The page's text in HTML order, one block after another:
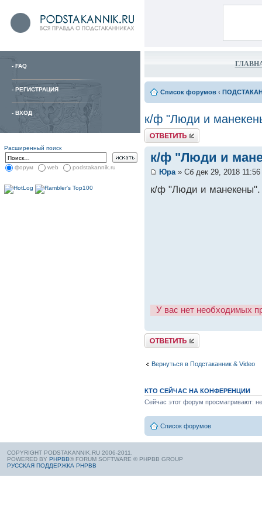
- FAQ
- РЕГИСТРАЦИЯ
- ВХОД
Расширенный поиск
форум web podstakannik.ru
Список форумов ‹
к/ф "Люди и
к/ф "Люди и
Юра» Сб дек 29, 2018 11:56
к/ф "Люди и манекены".
У вас нет необходимых
Вернуться в Подстаканник & Video
КТО СЕЙЧАС НА КОНФЕРЕНЦИИ
Сейчас этот форум просматривают:
Список форумов
COPYRIGHT PODSTAKANNIK.RU 2006-2011.
POWERED BY PHPBB® FORUM SOFTWARE © PHPBB GROUP
РУССКАЯ ПОДДЕРЖКА PHPBB